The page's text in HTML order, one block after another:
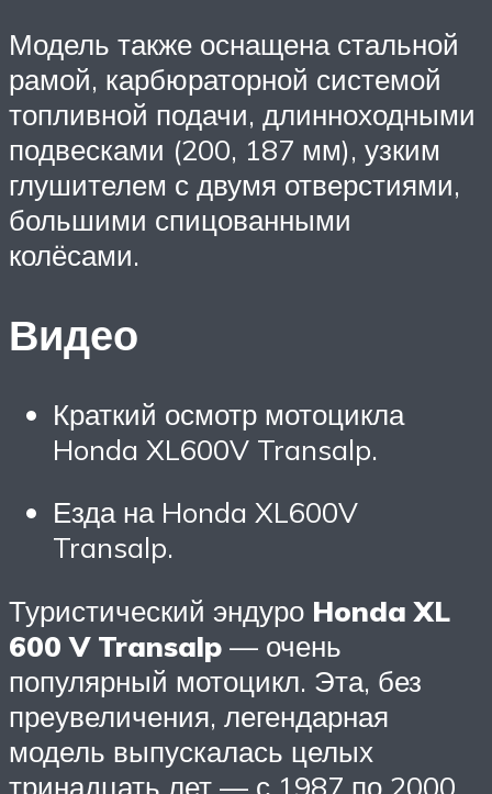
Модель также оснащена стальной
рамой, карбюраторной системой
топливной подачи, длинноходными
подвесками (200, 187 мм), узким
глушителем с двумя отверстиями,
большими спицованными
колёсами.
Видео
Краткий осмотр мотоцикла
Honda XL600V Transalp.
Езда на Honda XL600V
Transalp.
Туристический эндуро Honda XL
600 V Transalp — очень
популярный мотоцикл. Эта, без
преувеличения, легендарная
модель выпускалась целых
тринадцать лет — с 1987 по 2000